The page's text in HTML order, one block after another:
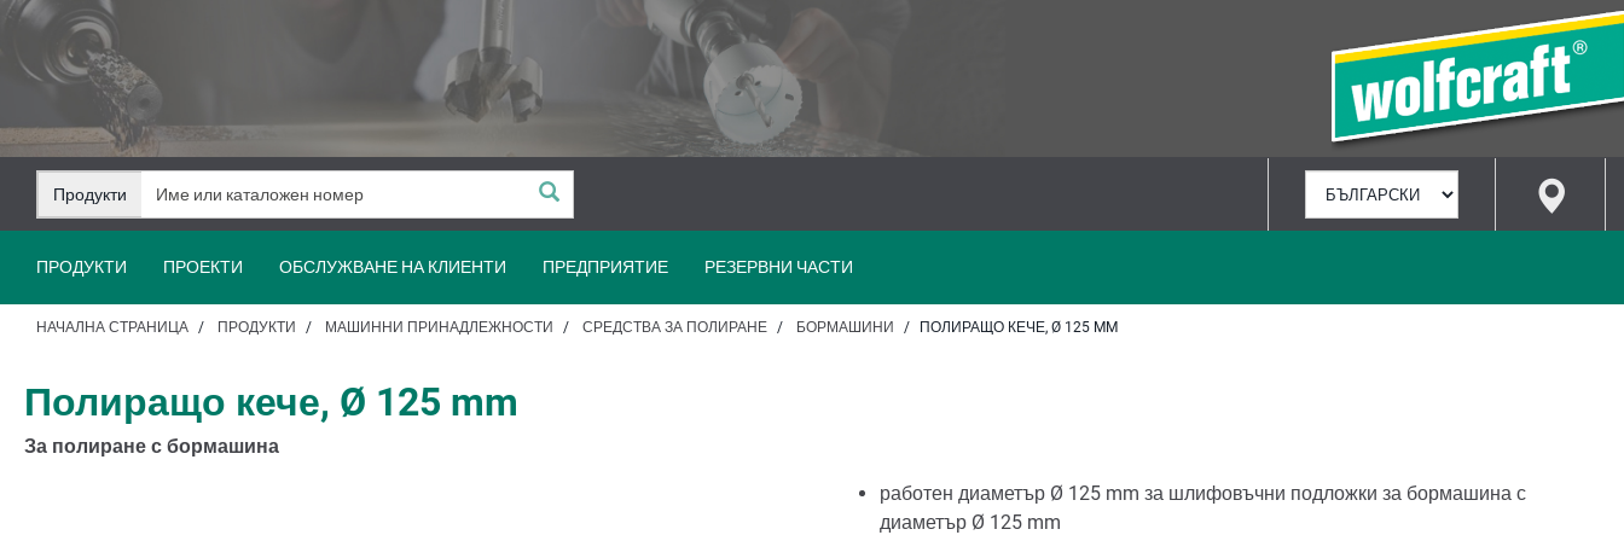
Преминаване
съдържанието
Преминаване
навигацията
Продукти
ЕЗИК
ПРОДУКТИ ПРОЕКТИ ОБСЛУЖВАНЕ НА КЛИЕНТИ ПРЕДПРИЯТИЕ РЕЗЕРВНИ ЧАСТИ
НАЧАЛНА СТРАНИЦА ПРОДУКТИ МАШИННИ ПРИНАДЛЕЖНОСТИ СРЕДСТВА ЗА ПОЛИРАНЕ БОРМАШИНИ ПОЛИРАЩО КЕЧЕ, Ø 125 MM
Полиращо кече, Ø 125 mm
За полиране с бормашина
работен диаметър Ø 125 mm за шлифовъчни подложки за бормашина с
диаметър Ø 125 mm